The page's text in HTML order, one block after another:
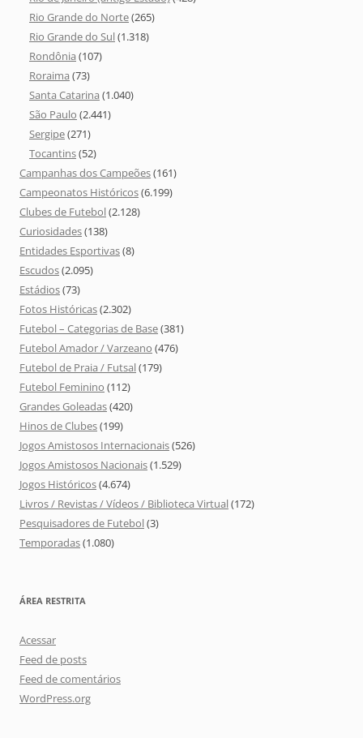
Rio Grande do Norte(265)
Rio Grande do Sul(1.318)
Rondônia (107)
Roraima (73)
Santa Catarina (1.040)
São Paulo (2.441)
Sergipe(271)
Tocantins(52)
Campanhas dos Campeões(161)
Campeonatos Históricos(6.199)
Clubes de Futebol(2.128)
Curiosidades(138)
Entidades Esportivas(8)
Escudos(2.095)
Estádios(73)
Fotos Históricas(2.302)
Futebol – Categorias de Base(381)
Futebol Amador / Varzeano (476)
Futebol de Praia / Futsal(179)
Futebol Feminino (112)
Grandes Goleadas(420)
Hinos de Clubes(199)
Jogos Amistosos Internacionais(526)
Jogos Amistosos Nacionais(1.529)
Jogos Históricos(4.674)
Livros / Revistas / Vídeos / Biblioteca Virtual(172)
Pesquisadores de Futebol(3)
Temporadas(1.080)
ÁREA RESTRITA
Acessar
Feed de posts
Feed de comentários
WordPress.org